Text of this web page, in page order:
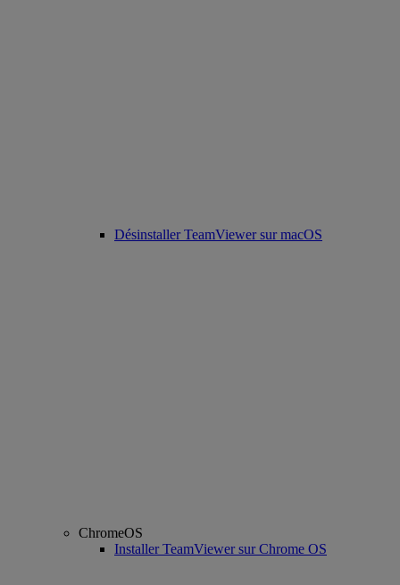
Désinstaller TeamViewer sur macOS
ChromeOS
Installer TeamViewer sur Chrome OS